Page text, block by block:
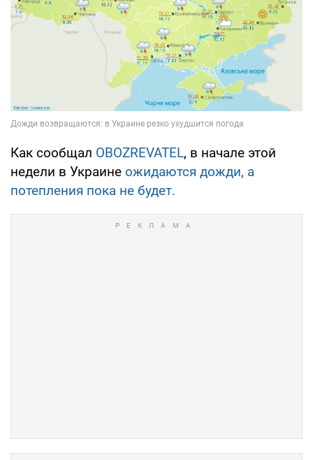
Как сообщал OBOZREVATEL, в начале этой
недели в Украине ожидаются дожди, а
потепления пока не будет.